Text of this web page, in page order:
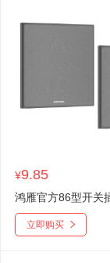
¥9.85
立即购买